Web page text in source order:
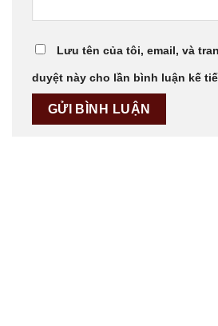
Lưu tên của tôi, email, và
duyệt này cho lần bình luận kế